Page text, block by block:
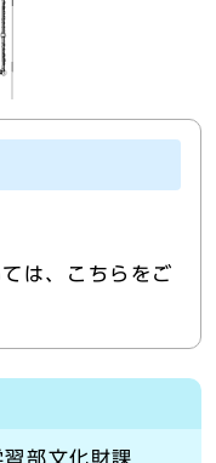
は、こちらをご
部文化財課